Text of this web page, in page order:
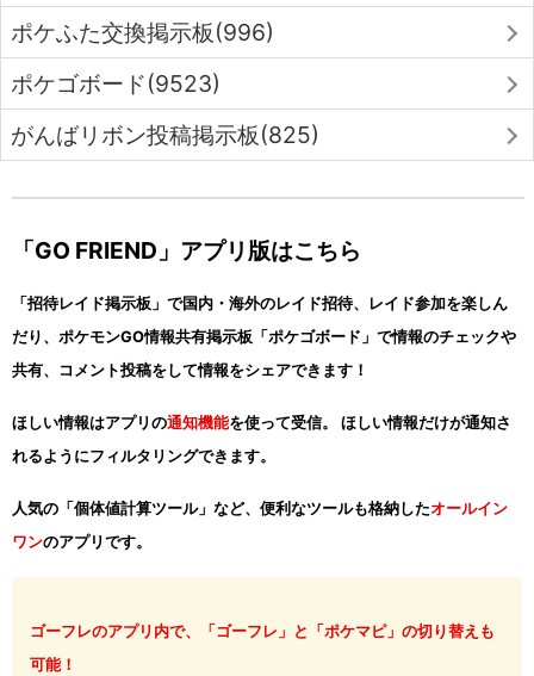
ポケふた交換掲示板(996)
ポケゴボード(9523)
がんばリボン投稿掲示板(825)
「GO FRIEND」アプリ版はこちら
「招待レイド掲示板」で国内・海外のレイド招待、レイド参加を楽しん
だり、ポケモンGO情報共有掲示板「ポケゴボード」で情報のチェックや
共有、コメント投稿をして情報をシェアできます！
ほしい情報はアプリの通知機能を使って受信。 ほしい情報だけが通知さ
れるようにフィルタリングできます。
人気の「個体値計算ツール」など、便利なツールも格納したオールイン
ワンのアプリです。
ゴーフレのアプリ内で、「ゴーフレ」と「ポケマピ」の切り替えも
可能！